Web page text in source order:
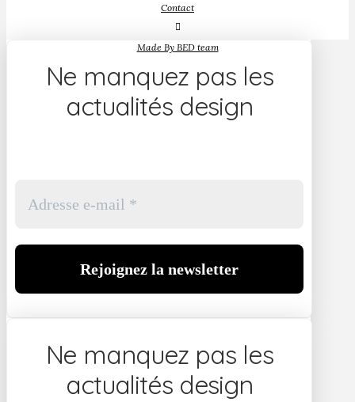
Contact
Made By BED team
Ne manquez pas les
actualités design
Ne manquez pas les
actualités design